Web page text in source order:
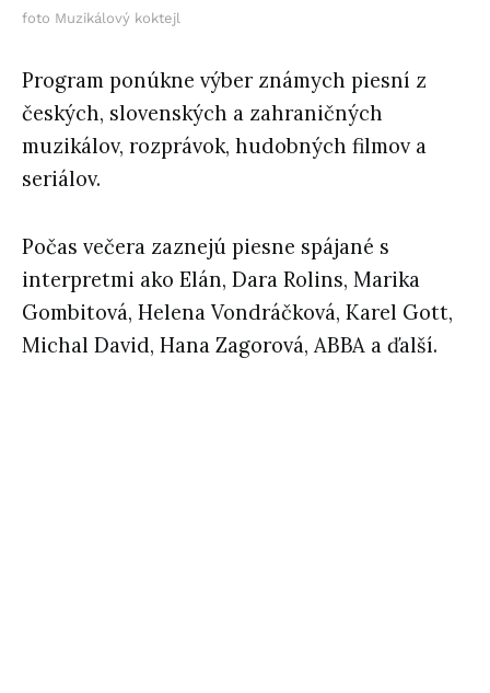
foto Muzikálový koktejl
Program ponúkne výber známych piesní z
českých, slovenských a zahraničných
muzikálov, rozprávok, hudobných filmov a
seriálov.
Počas večera zaznejú piesne spájané s
interpretmi ako Elán, Dara Rolins, Marika
Gombitová, Helena Vondráčková, Karel Gott,
Michal David, Hana Zagorová, ABBA a ďalší.